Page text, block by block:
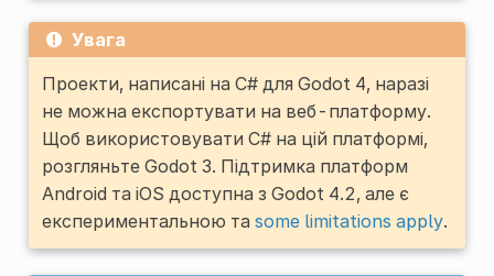
Увага
Проекти, написані на C# для Godot 4, наразі
не можна експортувати на веб-платформу.
Щоб використовувати C# на цій платформі,
розгляньте Godot 3. Підтримка платформ
Android та iOS доступна з Godot 4.2, але є
експериментальною та some limitations apply.